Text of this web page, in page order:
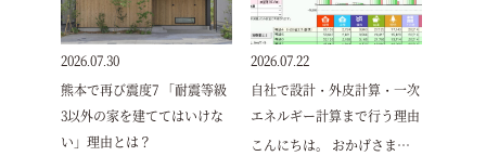
2026.07.30
熊本で再び震度7 「耐震等級
3以外の家を建ててはいけな
い」理由とは？
2026.07.22
自社で設計・外皮計算・一次
エネルギー計算まで行う理由
こんにちは。 おかげさま…